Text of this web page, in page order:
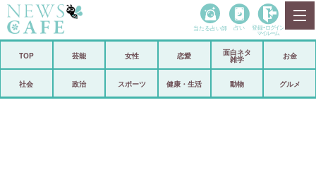
政治
当たる占い師 占い 登録• ログイン
マイルーム
TOP 芸能 女性 恋愛
面白ネタ
雑学
お金
社会 政治 スポーツ 健康・生活 動物 グルメ